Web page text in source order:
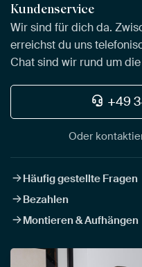
Kundenservice
Wir sind für dich da.
erreichst du uns
Chat sind wir rund um
+49
Oder
Häufig gestellte Fragen
Bezahlen
Montieren & Aufhängen